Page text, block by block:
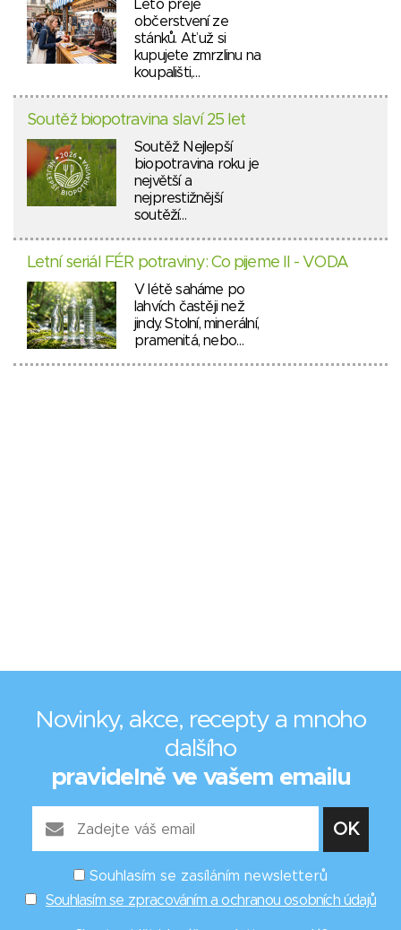
Léto přeje
občerstvení ze
stánků. Ať už si
kupujete zmrzlinu na
koupališti,…
Soutěž biopotravina slaví 25 let
Soutěž Nejlepší
biopotravina roku je
největší a
nejprestižnější
soutěží…
Letní seriál FÉR potraviny: Co pijeme II - VODA
V létě saháme po
lahvích častěji než
jindy. Stolní, minerální,
pramenitá, nebo…
Novinky, akce, recepty a mnoho
dalšího
pravidelně ve vašem emailu
Souhlasím se zasíláním newsletterů
Souhlasím se zpracováním a ochranou osobních údajů